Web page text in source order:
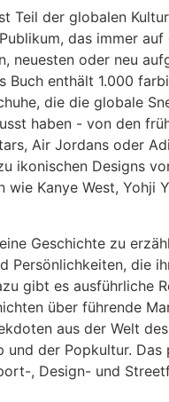
Teil der globalen
das immer auf
neuesten oder neu
Buch enthält 1.000
die die globale
haben - von den
Air Jordans oder
ikonischen Designs
wie Kanye West, Yohji
Geschichte zu
Persönlichkeiten, die
gibt es ausführliche
über führende
aus der Welt
und der Popkultur. Das
, Design- und